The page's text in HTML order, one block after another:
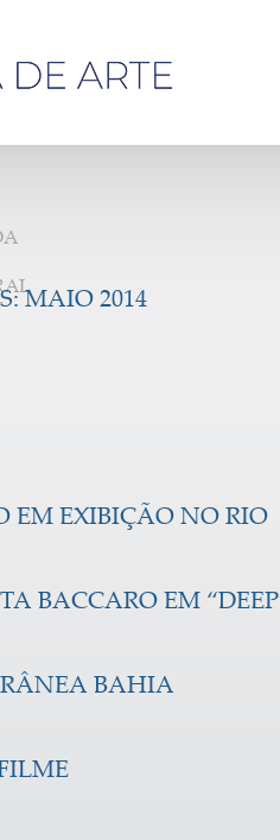
MAIO 2014
EM EXIBIÇÃO NO RIO
BACCARO EM
BAHIA